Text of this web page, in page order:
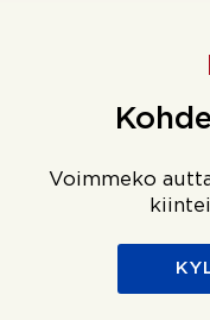
Voimmeko